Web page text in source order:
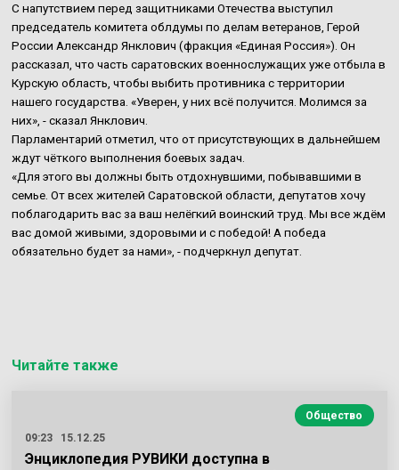
С напутствием перед защитниками Отечества выступил
председатель комитета облдумы по делам ветеранов, Герой
России Александр Янклович (фракция «Единая Россия»). Он
рассказал, что часть саратовских военнослужащих уже отбыла в
Курскую область, чтобы выбить противника с территории
нашего государства. «Уверен, у них всё получится. Молимся за
них», - сказал Янклович.
Парламентарий отметил, что от присутствующих в дальнейшем
ждут чёткого выполнения боевых задач.
«Для этого вы должны быть отдохнувшими, побывавшими в
семье. От всех жителей Саратовской области, депутатов хочу
поблагодарить вас за ваш нелёгкий воинский труд. Мы все ждём
вас домой живыми, здоровыми и с победой! А победа
обязательно будет за нами», - подчеркнул депутат.
Читайте также
Общество
09:23
15.12.25
Энциклопедия РУВИКИ доступна в